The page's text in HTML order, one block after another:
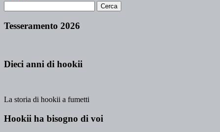
Tesseramento 2026
Dieci anni di hookii
La storia di hookii a fumetti
Hookii ha bisogno di voi